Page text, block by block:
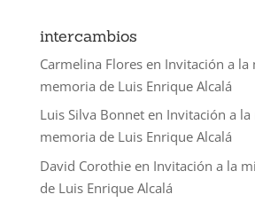
intercambios
Carmelina Floresen Invitación a la
memoria de Luis Enrique Alcalá
Luis Silva Bonneten Invitación a la
memoria de Luis Enrique Alcalá
David Corothieen Invitación a la
de Luis Enrique Alcalá